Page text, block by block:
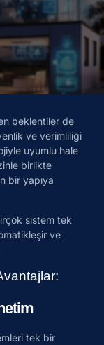
beklentiler de
ve verimliliği
uyumlu hale
birlikte
bir yapıya
sistem tek
ve
tek bir